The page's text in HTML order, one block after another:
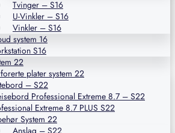
Tvinger – S16
U-Vinkler – S16
Vinkler – S16
system 16
S16
22
plater system 22
– S22
Professional Extreme 8.7 – S22
Extreme 8.7 PLUS S22
System 22
Anslag – S22